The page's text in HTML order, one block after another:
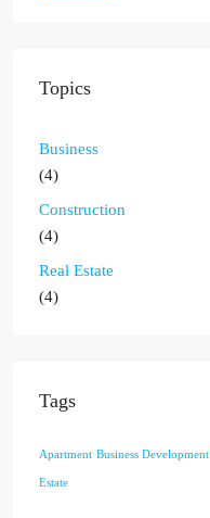
Topics
Business
(4)
Construction
(4)
Real Estate
(4)
Tags
Apartment Business Development
Estate